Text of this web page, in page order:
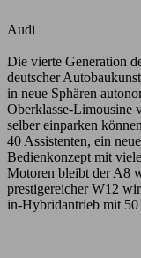
Audi
Die vierte Generation
deutscher
in neue Sphären
Oberklasse-Limousine
selber einparken
40 Assistenten, ein
Bedienkonzept mit
Motoren bleibt der A8
prestigereicher W12
in-Hybridantrieb mit